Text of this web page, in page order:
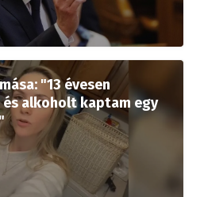
"13 évesen
alkoholt kaptam egy